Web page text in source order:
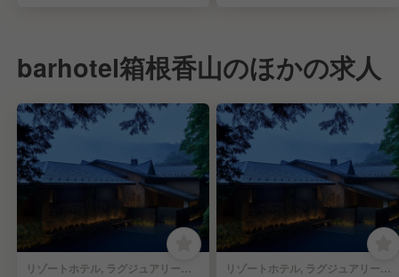
barhotel箱根香山のほかの求人
リゾートホテル, ラグジュアリーホテル | 宿泊部門 | バル・バー | フロントスタッフ リゾートホテル, ラグジュアリーホテル | 料飲部門 | バル・バー | バーテンダー